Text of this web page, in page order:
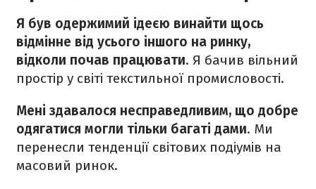
Я був одержимий ідеєю винайти щось
відмінне від усього іншого на ринку,
відколи почав працювати. Я бачив вільний
простір у світі текстильної промисловості.
Мені здавалося несправедливим, що добре
одягатися могли тільки багаті дами. Ми
перенесли тенденції світових подіумів на
масовий ринок.